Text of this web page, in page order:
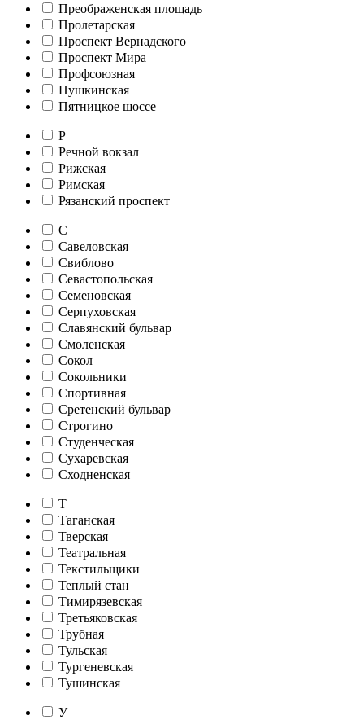
Преображенская площадь
Пролетарская
Проспект Вернадского
Проспект Мира
Профсоюзная
Пушкинская
Пятницкое шоссе
Р
Речной вокзал
Рижская
Римская
Рязанский проспект
С
Савеловская
Свиблово
Севастопольская
Семеновская
Серпуховская
Славянский бульвар
Смоленская
Сокол
Сокольники
Спортивная
Сретенский бульвар
Строгино
Студенческая
Сухаревская
Сходненская
Т
Таганская
Тверская
Театральная
Текстильщики
Теплый стан
Тимирязевская
Третьяковская
Трубная
Тульская
Тургеневская
Тушинская
У